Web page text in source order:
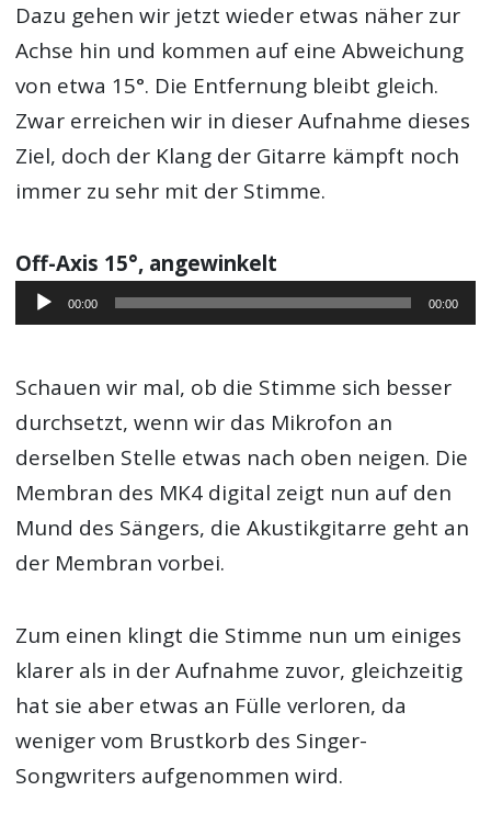
Dazu gehen wir jetzt wieder etwas näher zur
Achse hin und kommen auf eine Abweichung
von etwa 15°. Die Entfernung bleibt gleich.
Zwar erreichen wir in dieser Aufnahme dieses
Ziel, doch der Klang der Gitarre kämpft noch
immer zu sehr mit der Stimme.
Off-Axis 15°, angewinkelt
Audio-
Player
00:00 00:00
Schauen wir mal, ob die Stimme sich besser
durchsetzt, wenn wir das Mikrofon an
derselben Stelle etwas nach oben neigen. Die
Membran des MK4 digital zeigt nun auf den
Mund des Sängers, die Akustikgitarre geht an
der Membran vorbei.
Zum einen klingt die Stimme nun um einiges
klarer als in der Aufnahme zuvor, gleichzeitig
hat sie aber etwas an Fülle verloren, da
weniger vom Brustkorb des Singer-
Songwriters aufgenommen wird.